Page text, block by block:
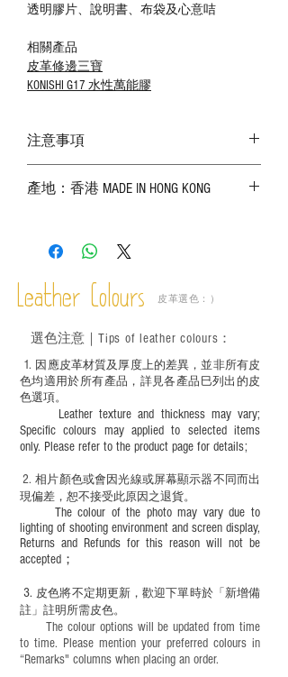
透明膠片、說明書、布袋及心意咭
相關產品
皮革修邊三寶
KONISHI G17 水性萬能膠
注意事項
實物為準；
－ 植鞣皮革容易受環境、使用程度等產生
成後定期在皮面塗上皮革專用清潔劑及貂
鼠油等；
適合六歲以下兒童使用；六至十二歲兒童
必須由成年人陪同下使用並應小心處理。
產地：香港 MADE IN HONG KONG
Leather Colours 皮革選色：）
1. ​ 因應皮革材質及厚度上的差異，並非所有皮
色均適用於所有產品，詳見各產品巳列出的皮
色選項。
Leather texture and thickness may vary;
Specific colours may applied to selected items
only. Please refer to the product page for details;
​2.相片顏色或會因光線或屏幕顯示器不同而出
現偏差，恕不接受此原因之退貨。
The colour of the photo may vary due to
lighting of shooting environment and screen display,
Returns and Refunds for this reason will not be
accepted；
3. 皮色將不定期更新，歡迎下單時於「新增備
註」註明 所需皮色。
The colour options will be updated from time
to time. Please mention your preferred colours in
“Remarks" columns when placing an order.
選色注意｜ Tips of leather colours ：